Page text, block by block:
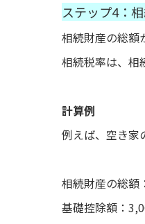
ステップ4：
相続財産の総額
相続税率は、相
計算例
例えば、空き家
相続財産の総額
基礎控除額：